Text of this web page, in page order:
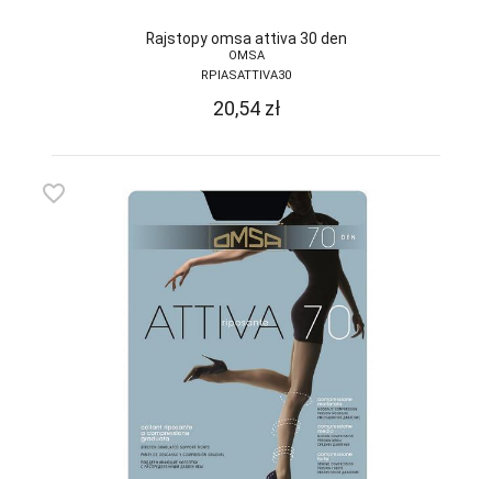
DONNA BC
DOROTA
DUET
DUETBABY
EGA
ELDAR
EMILI
EWANA
FERNAND PERIL
FIORE
FUN-POL
Rajstopy omsa attiva 30 den
OMSA
RPIASATTIVA30
20,54 zł
favorite_border